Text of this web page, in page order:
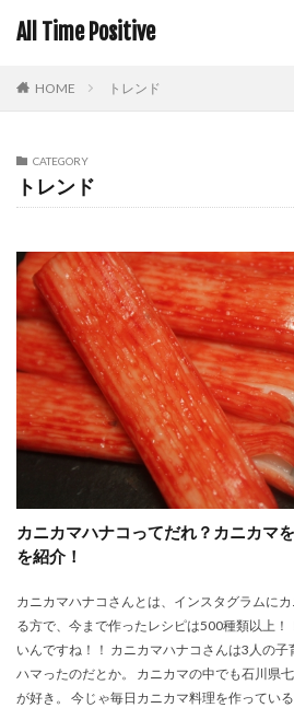
All Time Positive
HOME トレンド
CATEGORY
トレンド
カニカマハナコってだれ？カニカマ
を紹介！
カニカマハナコさんとは、インスタグラムに
る方で、今まで作ったレシピは500種類以上！
いんですね！！ カニカマハナコさんは3人の
ハマったのだとか。 カニカマの中でも石川県
が好き。 今じゃ毎日カニカマ料理を作ってい